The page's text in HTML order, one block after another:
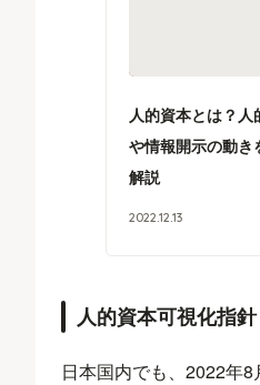
人的資本とは？
や情報開示の動き
解説
2022.12.13
人的資本可視化指針
日本国内でも、2022年